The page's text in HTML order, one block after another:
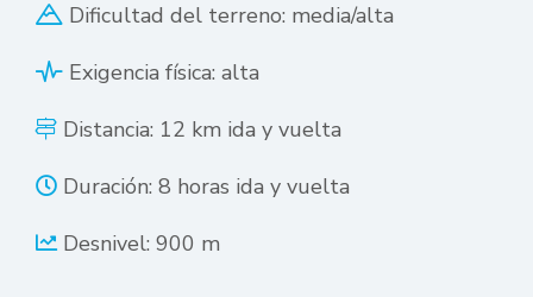
Dificultad del terreno: media/alta
Exigencia física: alta
Distancia: 12 km ida y vuelta
Duración: 8 horas ida y vuelta
Desnivel: 900 m